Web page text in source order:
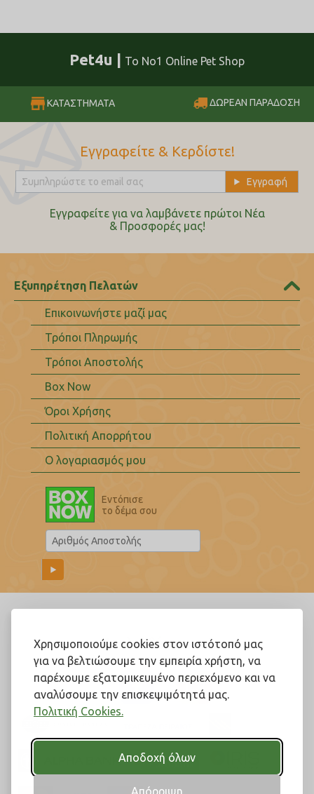
Χρησιμοποιούμε cookies στον ιστότοπό μας
για να βελτιώσουμε την εμπειρία χρήστη, να
παρέχουμε εξατομικευμένο περιεχόμενο και να
αναλύσουμε την επισκεψιμότητά μας.
Πολιτική Cookies.
Αποδοχή όλων
Απόρριψη
Pet4u | Το No1 Online Pet Shop
ΚΑΤΑΣΤΗΜΑΤΑ ΔΩΡΕΑΝ ΠΑΡΑΔΟΣΗ
Εγγραφείτε & Κερδίστε!
Εγγραφείτε για να λαμβάνετε πρώτοι Nέα
& Προσφορές μας!
Εξυπηρέτηση Πελατών
Επικοινωνήστε μαζί μας
Τρόποι Πληρωμής
Τρόποι Αποστολής
Box Now
Όροι Χρήσης
Πολιτική Απορρήτου
Ο λογαριασμός μου
Εντόπισε
το δέμα σου
Ακολουθήστε μας!